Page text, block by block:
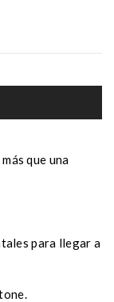
que una
para llegar a